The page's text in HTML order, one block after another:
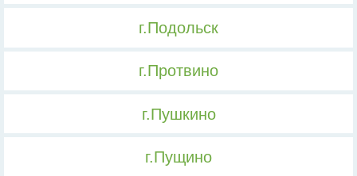
г.Подольск
г.Протвино
г.Пушкино
г.Пущино